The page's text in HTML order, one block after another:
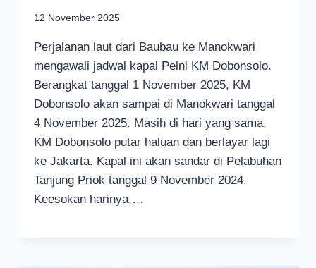
12 November 2025
Perjalanan laut dari Baubau ke Manokwari
mengawali jadwal kapal Pelni KM Dobonsolo.
Berangkat tanggal 1 November 2025, KM
Dobonsolo akan sampai di Manokwari tanggal
4 November 2025. Masih di hari yang sama,
KM Dobonsolo putar haluan dan berlayar lagi
ke Jakarta. Kapal ini akan sandar di Pelabuhan
Tanjung Priok tanggal 9 November 2024.
Keesokan harinya,…